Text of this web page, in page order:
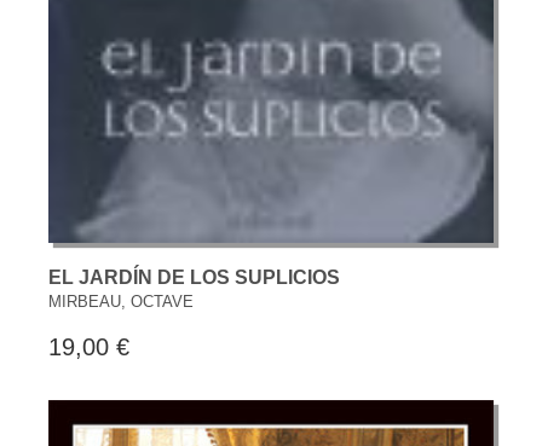
EL JARDÍN DE LOS SUPLICIOS
MIRBEAU, OCTAVE
19,00 €